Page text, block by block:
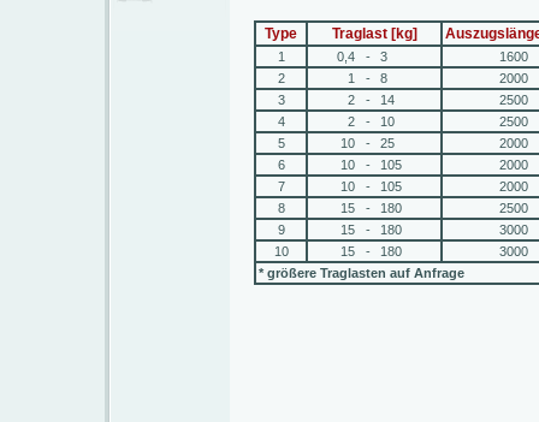
Type Traglast [kg]
1 0,4 - 3
1600
2
1 - 8
2000
3
2 - 14
2500
4
2 - 10
2500
5
10 - 25
2000
6
10 - 105
2000
7
10 - 105
2000
8
15 - 180
2500
9
15 - 180
3000
10
15 - 180
3000
* größere Traglasten auf Anfrage